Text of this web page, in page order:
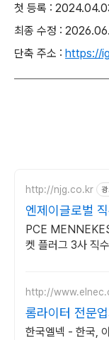
첫 등록 :
최종 수정 :
단축 주소 : https://
http://njg.co.kr
엔제이글로벌
PCE
켓 플러그 3사 직
http://
롬라이터 전문
한국엘넥 - 한국,